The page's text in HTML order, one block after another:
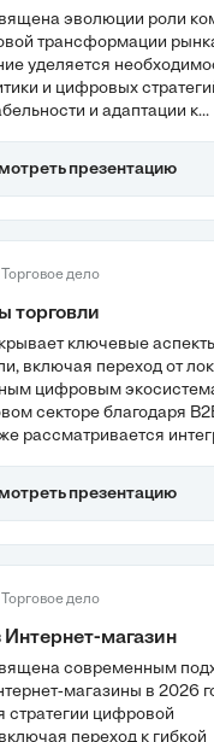
эволюции роли
трансформации
уделяется
и цифровых
и адаптации к
становятся
экосистемах,
презентацию
Торговое дело
торговли
ключевые
включая переход от
цифровым
секторе благодаря
рассматривается
клиентами. Современные
и
презентацию
Торговое дело
Интернет-магазин
современным
магазины в 2026
стратегии цифровой
переход к гибкой